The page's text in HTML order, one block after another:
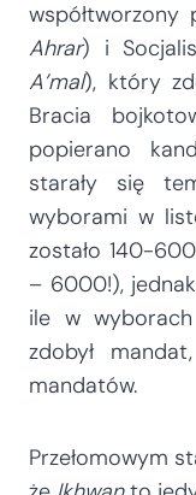
współtworzony
Ahrar) i
A’mal), który
Bracia
popierano
starały się
wyborami w
zostało 140-
– 6000!),
ile w
zdobył
mandatów.
Przełomowym